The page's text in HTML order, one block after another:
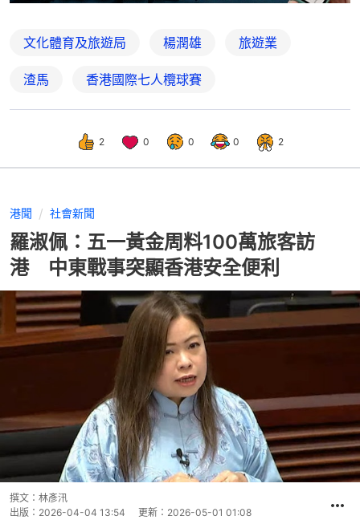
文化體育及旅遊局 楊潤雄 旅遊業
渣馬 香港國際七人欖球賽
2 0 0 0 2
港聞 社會新聞
羅淑佩：五一黃金周料100萬旅客訪
港 中東戰事突顯香港安全便利
撰文： 林彥汛
出版： 2026-04-04 13:54 更新： 2026-05-01 01:08